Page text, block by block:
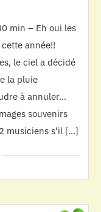
min – Eh oui les
année!!
le ciel a décidé
la pluie
à annuler…
souvenirs
musiciens s’il […]